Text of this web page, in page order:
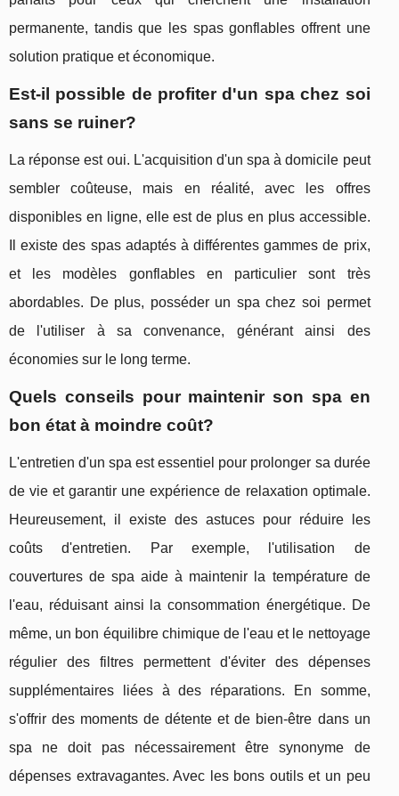
permanente, tandis que les spas gonflables offrent une
solution pratique et économique.
Est-il possible de profiter d'un spa chez soi
sans se ruiner?
La réponse est oui. L'acquisition d'un spa à domicile peut
sembler coûteuse, mais en réalité, avec les offres
disponibles en ligne, elle est de plus en plus accessible.
Il existe des spas adaptés à différentes gammes de prix,
et les modèles gonflables en particulier sont très
abordables. De plus, posséder un spa chez soi permet
de l'utiliser à sa convenance, générant ainsi des
économies sur le long terme.
Quels conseils pour maintenir son spa en
bon état à moindre coût?
L'entretien d'un spa est essentiel pour prolonger sa durée
de vie et garantir une expérience de relaxation optimale.
Heureusement, il existe des astuces pour réduire les
coûts d'entretien. Par exemple, l'utilisation de
couvertures de spa aide à maintenir la température de
l'eau, réduisant ainsi la consommation énergétique. De
même, un bon équilibre chimique de l'eau et le nettoyage
régulier des filtres permettent d'éviter des dépenses
supplémentaires liées à des réparations. En somme,
s'offrir des moments de détente et de bien-être dans un
spa ne doit pas nécessairement être synonyme de
dépenses extravagantes. Avec les bons outils et un peu